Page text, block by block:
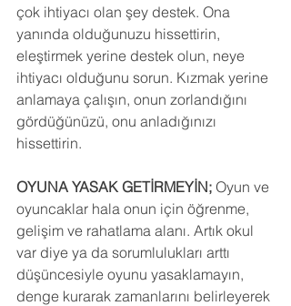
çok ihtiyacı olan şey destek. Ona
yanında olduğunuzu hissettirin,
eleştirmek yerine destek olun, neye
ihtiyacı olduğunu sorun. Kızmak yerine
anlamaya çalışın, onun zorlandığını
gördüğünüzü, onu anladığınızı
hissettirin.
OYUNA YASAK GETİRMEYİN; Oyun ve
oyuncaklar hala onun için öğrenme,
gelişim ve rahatlama alanı. Artık okul
var diye ya da sorumlulukları arttı
düşüncesiyle oyunu yasaklamayın,
denge kurarak zamanlarını belirleyerek